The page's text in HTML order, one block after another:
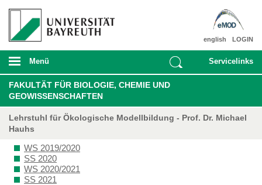
LOGIN
english
Menü Servicelinks
FAKULTÄT FÜR BIOLOGIE, CHEMIE UND
GEOWISSENSCHAFTEN
Lehrstuhl für Ökologische Modellbildung - Prof. Dr. Michael
Hauhs
WS 2019/2020
SS 2020
WS 2020/2021
SS 2021